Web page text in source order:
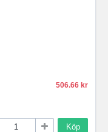
506.66
Köp